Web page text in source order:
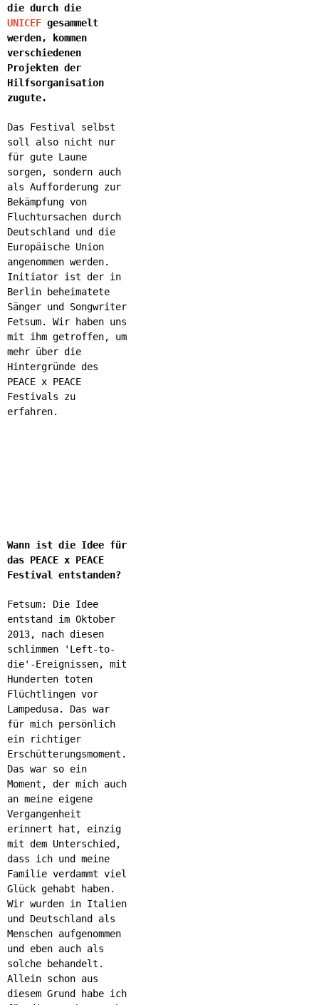
die durch die
UNICEF gesammelt
werden, kommen
verschiedenen
Projekten der
Hilfsorganisation
zugute.
Das Festival selbst
soll also nicht nur
für gute Laune
sorgen, sondern auch
als Aufforderung zur
Bekämpfung von
Fluchtursachen durch
Deutschland und die
Europäische Union
angenommen werden.
Initiator ist der in
Berlin beheimatete
Sänger und Songwriter
Fetsum. Wir haben uns
mit ihm getroffen, um
mehr über die
Hintergründe des
PEACE x PEACE
Festivals zu
erfahren.
Wann ist die Idee für
das PEACE x PEACE
Festival entstanden?
Fetsum: Die Idee
entstand im Oktober
2013, nach diesen
schlimmen 'Left-to-
die'-Ereignissen, mit
Hunderten toten
Flüchtlingen vor
Lampedusa. Das war
für mich persönlich
ein richtiger
Erschütterungsmoment.
Das war so ein
Moment, der mich auch
an meine eigene
Vergangenheit
erinnert hat, einzig
mit dem Unterschied,
dass ich und meine
Familie verdammt viel
Glück gehabt haben.
Wir wurden in Italien
und Deutschland als
Menschen aufgenommen
und eben auch als
solche behandelt.
Allein schon aus
diesem Grund habe ich